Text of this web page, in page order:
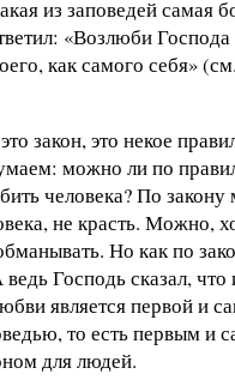
из заповедей самая
«Возлюби
как самого себя»
закон, это некое
можно ли по
человека? По
не красть. Можно,
Но как по
Господь сказал,
является первой и
то есть первым и
для людей.